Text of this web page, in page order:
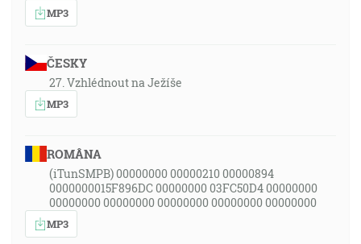
MP3
ČESKY
27. Vzhlédnout na Ježíše
MP3
ROMÂNA
(iTunSMPB) 00000000 00000210 00000894
0000000015F896DC 00000000 03FC50D4 00000000
00000000 00000000 00000000 00000000 00000000
MP3